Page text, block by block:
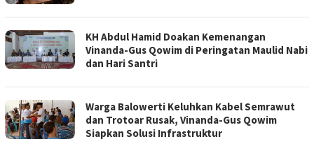
KH Abdul Hamid Doakan Kemenangan
Vinanda-Gus Qowim di Peringatan Maulid Nabi
dan Hari Santri
Warga Balowerti Keluhkan Kabel Semrawut
dan Trotoar Rusak, Vinanda-Gus Qowim
Siapkan Solusi Infrastruktur